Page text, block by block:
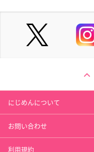
にじめんについて
お問い合わせ
利用規約